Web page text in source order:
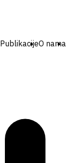
PublikacijeO nama